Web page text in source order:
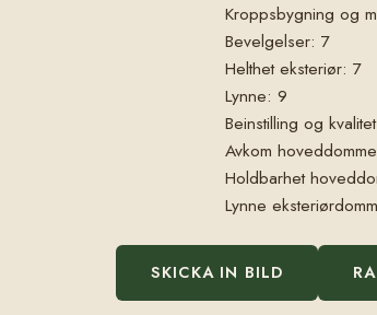
Kroppsbygning og
Bevelgelser: 7
Helthet eksteriør: 7
Lynne: 9
Beinstilling og
Avkom
Holdbarhet
Lynne
SKICKA IN BILD